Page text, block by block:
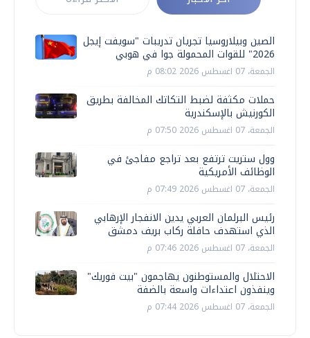
الصين وبيلاروسيا تجريان تدريبات "سويفت إيجل
2026" للقوات المحمولة جوا في هوبي
الجمعة، 07 اغسطس 2026 08:02 م
حملات مكثفة لضبط التكاتك المخالفة بطريق
الكورنيش بالإسكندرية
الجمعة، 07 اغسطس 2026 07:50 م
وول ستريت ترتفع بعد تراجع مفاجئ في
الوظائف الأمريكية
الجمعة، 07 اغسطس 2026 07:49 م
رئيس البرلمان العربي يدين الانفجار الإرهابي
الذي استهدف حافلة ركاب بريف دمشق
الجمعة، 07 اغسطس 2026 07:46 م
الاحتلال والمستوطنون يهاجمون "بيت فوريك"
وينفذون اعتداءات واسعة بالضفة
الجمعة، 07 اغسطس 2026 07:44 م